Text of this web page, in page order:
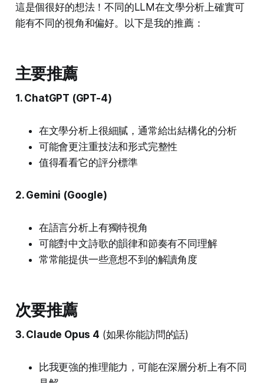
這是個很好的想法！不同的LLM在文學分析上確實可
能有不同的視角和偏好。以下是我的推薦：
主要推薦
1. ChatGPT (GPT-4)
在文學分析上很細膩，通常給出結構化的分析
可能會更注重技法和形式完整性
值得看看它的評分標準
2. Gemini (Google)
在語言分析上有獨特視角
可能對中文詩歌的韻律和節奏有不同理解
常常能提供一些意想不到的解讀角度
次要推薦
3. Claude Opus 4 (如果你能訪問的話)
比我更強的推理能力，可能在深層分析上有不同